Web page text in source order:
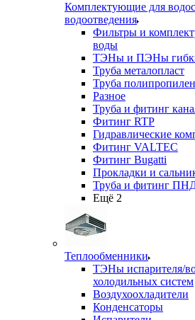
Комплектующие для
водоотведения
Фильтры и
воды
ТЭНы и ПЭНы
Труба металопласт
Труба
Разное
Труба и фитинг
Фитинг RTP
Гидравлические
Фитинг VALTEC
Фитинг Bugatti
Прокладки и
Труба и фитинг
Ещё 2
Теплообменники
ТЭНы испарителя/
холодильных систем
Воздухоохладители
Конденсаторы